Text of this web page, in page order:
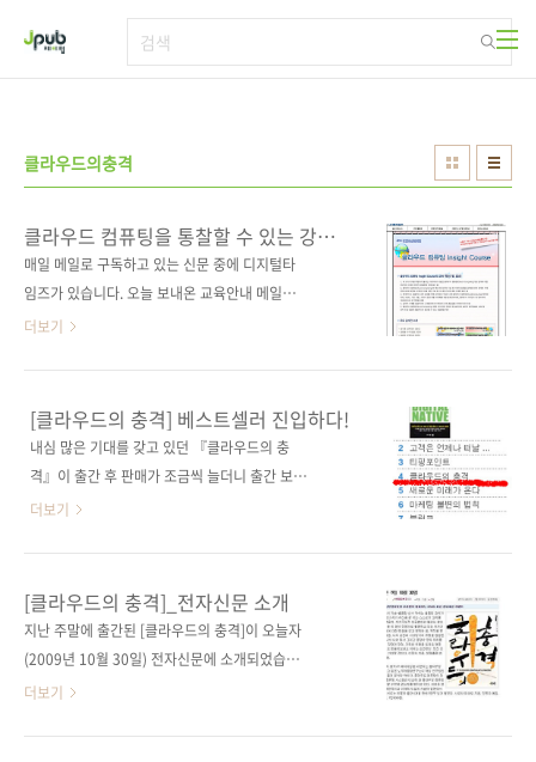
클라우드의충격
클라우드 컴퓨팅을 통찰할 수 있는 강좌가
열립니다.
매일 메일로 구독하고 있는 신문 중에 디지털타
임즈가 있습니다. 오늘 보내온 교육안내 메일에
클라우드 컴퓨팅 교육 소식이 담겨 있어 관심있
을 도입하고 있는 업체들의 각 담당자가 강사로
나오는 교육인 것 같습니다. 아마도 관심 있는 분
들에게는 최신의 기술을 현장감 넘치는 목소리
팅 Insight Course] 교육 과정은 아래의 링크를
참고하세요.
혹시 참가하시는 분들은 사전지식을 충분히 쌓
고 가시면 보다 효과적인 수강이 되지 않을까 합
니다. 그 사전지식 중에는 ..
더보기
[클라우드의 충격] 베스트셀러 진입하다!
내심 많은 기대를 갖고 있던 『클라우드의 충
격』이 출간 후 판매가 조금씩 늘더니 출간 보름
만에 예스24 베스트셀러 리스트에 올랐습니다.
저희 제이펍에서도 내심 기대를 했던 게 사실입
니다. 뭐, 일본 정도는 아니지만 일본의 1/10 정
도를 예상했었습니다. 노무라종합연구소에서 근
유명하지만 국내에서는 그다지 인지도가 없고,
지금은 열기가 높아졌습니다만 클라우드 컴퓨팅
더보기
[클라우드의 충격]_전자신문 소개
지난 주말에 출간된 [클라우드의 충격]이 오늘자
(2009년 10월 30일) 전자신문에 소개되었습니
다. 전자신문 사이트에서 보기:
더보기